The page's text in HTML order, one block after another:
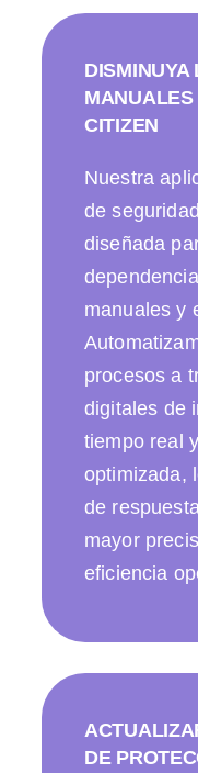
DISMINUYA
CITIZEN
Nuestra
de
diseñada
manuales y
procesos a
digitales de
tiempo real
optimizada,
de
mayor
eficiencia
DE